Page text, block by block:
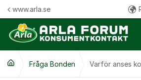
Hoppa till innehåll
www.arla.se
Följ oss
Fråga Bonden Varför anses